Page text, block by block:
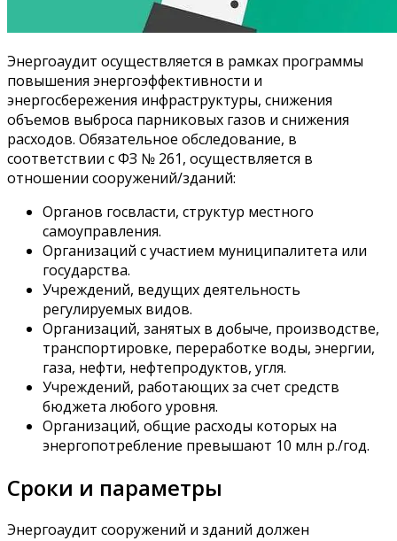
Энергоаудит осуществляется в рамках программы
повышения энергоэффективности и
энергосбережения инфраструктуры, снижения
объемов выброса парниковых газов и снижения
расходов. Обязательное обследование, в
соответствии с ФЗ № 261, осуществляется в
отношении сооружений/зданий:
Органов госвласти, структур местного
самоуправления.
Организаций с участием муниципалитета или
государства.
Учреждений, ведущих деятельность
регулируемых видов.
Организаций, занятых в добыче, производстве,
транспортировке, переработке воды, энергии,
газа, нефти, нефтепродуктов, угля.
Учреждений, работающих за счет средств
бюджета любого уровня.
Организаций, общие расходы которых на
энергопотребление превышают 10 млн р./год.
Сроки и параметры
Энергоаудит сооружений и зданий должен